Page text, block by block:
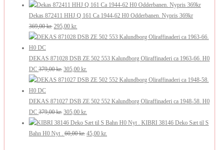
269,00 kr..200,00 kr..
oprindelige
pris
var:
349,00 kr..
aktuelle
pris
er:
299,00 kr..
Dekas 872411 HHJ Q 161 Ca 1944-62 H0 Odderbanen. Nypris 369kr
369,00kr. Den
oprindelige
var:
369,00 kr..
295,00 kr.
aktuelle
er:
295,00 kr..
DEKAS 871028 DSB ZE 502 553 Kalundborg Oliraffinaderi ca 1963-66. H0
DC 379,00kr. Den
oprindelige
var:
379,00 kr..
305,00 kr.
aktuelle
er:
DEKAS 871027 DSB ZE 502 552 Kalundborg Oliraffinaderi ca 1948-58. H0
DC 379,00kr. Den
oprindelige
pris
305,00 kr.
aktuelle
pris
KIBRI 38146 Deko Sæt til S
Bahn H0 Nyt .
60,00kr. Den
45,00 kr.